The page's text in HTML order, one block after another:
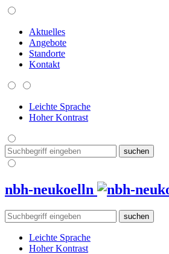
Aktuelles
Angebote
Standorte
Kontakt
Leichte Sprache
Hoher Kontrast
nbh-neukoelln
Leichte Sprache
Hoher Kontrast